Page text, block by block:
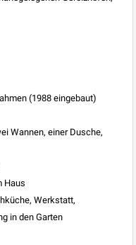
(1988 eingebaut)
Wannen, einer Dusche,
Haus
Werkstatt,
in den Garten